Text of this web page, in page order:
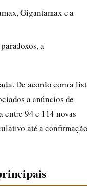
Gigantamax e a
a
De acordo com a
a anúncios de
entre 94 e 114 novas
até a confirmação